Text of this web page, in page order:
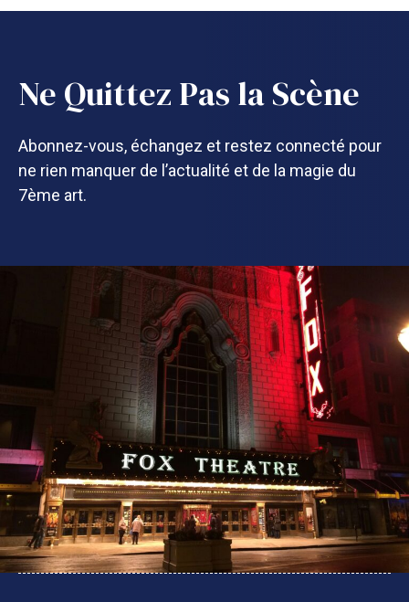
Ne Quittez Pas la Scène
Abonnez-vous, échangez et restez connecté pour
ne rien manquer de l’actualité et de la magie du
7ème art.